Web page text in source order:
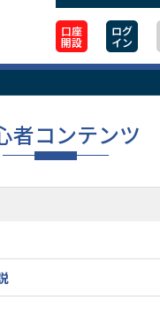
口座
開設
ログ
イン
者コンテンツ